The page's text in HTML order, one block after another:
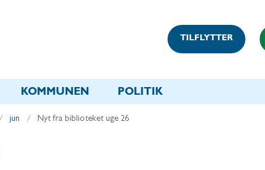
TILFLYTTER
KOMMUNEN POLITIK
jun Nyt fra biblioteket uge 26